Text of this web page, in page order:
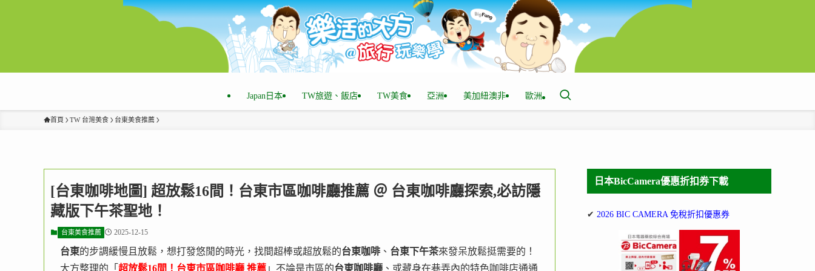
Japan日本 TW旅遊、飯店 TW美食 亞洲 美加紐澳非 歐洲
首頁 TW 台灣美食 台東美食推薦
[台東咖啡地圖] 超放鬆16間！台東市區咖啡廳推薦 ＠ 台東咖啡廳探索,必訪隱
藏版下午茶聖地！
台東美食推薦 2025-12-15
台東的步調緩慢且放鬆，想打發悠閒的時光，找間超棒或超放鬆的台東咖啡 、 台東下午茶來發呆放鬆挺需要的！
大方整理的「 超放鬆16間！台東市區咖啡廳 推薦 」不論是市區的台東咖啡廳 、或藏身在巷弄內的特色咖啡店通通
日本BicCamera優惠折扣券下載
✔ 2026 BIC CAMERA 免稅折扣優惠券